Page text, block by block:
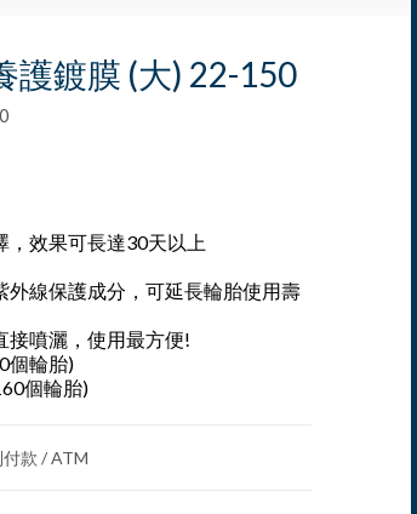
護鍍膜 (大) 22-150
，效果可長達30天以上
外線保護成分，可延長輪胎使用壽
接噴灑，使用最方便!
個輪胎)
個輪胎)
款 / ATM